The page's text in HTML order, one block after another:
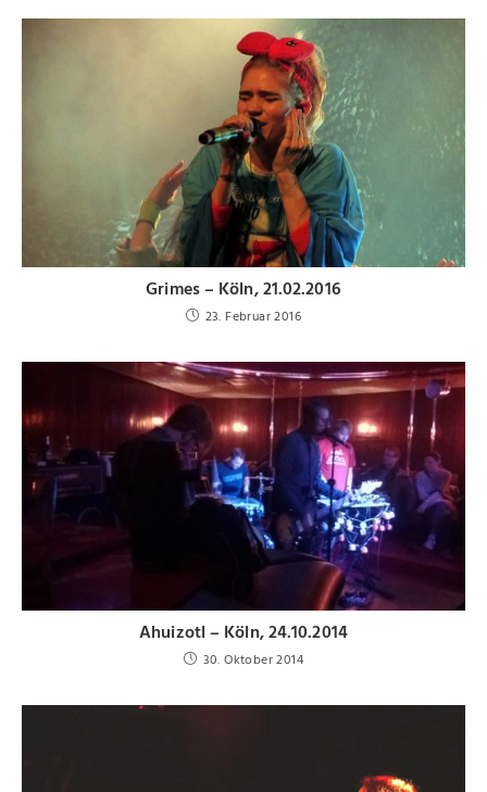
Grimes – Köln, 21.02.2016
23. Februar 2016
Ahuizotl – Köln, 24.10.2014
30. Oktober 2014